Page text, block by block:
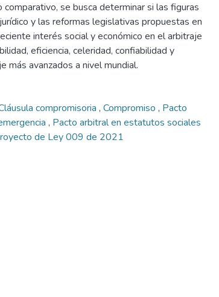
se busca determinar si las figuras
y las reformas legislativas propuestas en
interés social y económico en el arbitraje
eficiencia, celeridad, confiabilidad y
más avanzados a nivel mundial.
compromisoria , Compromiso , Pacto
, Pacto arbitral en estatutos sociales
de Ley 009 de 2021